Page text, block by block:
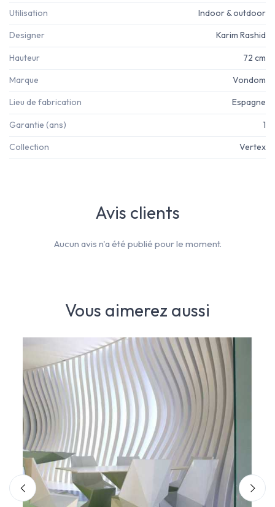
Utilisation Indoor & outdoor
Designer Karim Rashid
Hauteur 72 cm
Marque Vondom
Lieu de fabrication Espagne
Garantie (ans) 1
Collection Vertex
Vous aimerez aussi
Avis clients
Aucun avis n'a été publié pour le moment.